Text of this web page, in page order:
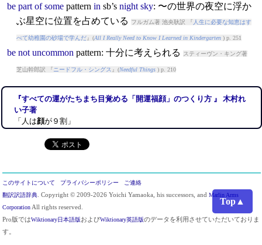
Top▲
be part of some pattern in sb’s night sky: 〜の世界の夜空に浮か
ぶ星空に位置を占めている
フルガム著 池央耿訳 『 人生に必要な知恵はす
べて幼稚園の砂場で学んだ』(All I Really Need to Know I Learned in Kindergarten) p. 251
be not uncommon pattern: 十分に考えられる スティーヴン・キング著
芝山幹郎訳 『 ニードフル・シングス 』(Needful Things) p. 210
『すべての運がたちまち目覚める「開運福顔」のつくり方 』 木村れ
い子著
「人は顔が９割」
このサイトについて プライバシーポリシー
ご連絡
翻訳訳語辞典. Copyright © 2009-2026 Yoichi Yamaoka, his successors, and Marlin Arms
CorporationAll rights reserved.
Pro版ではWiktionary日本語版およびWiktionary英語版のデータを利用させていただいておりま
す。